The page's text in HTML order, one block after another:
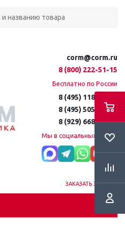
corm@corm.ru
8 (800) 222-51-15
Бесплатно по России
8 (495) 118-61-16
8 (495) 505-51-15
8 (929) 668-95-35
Мы в социальных сетях:
ЗАКАЗАТЬ ЗВОНОК